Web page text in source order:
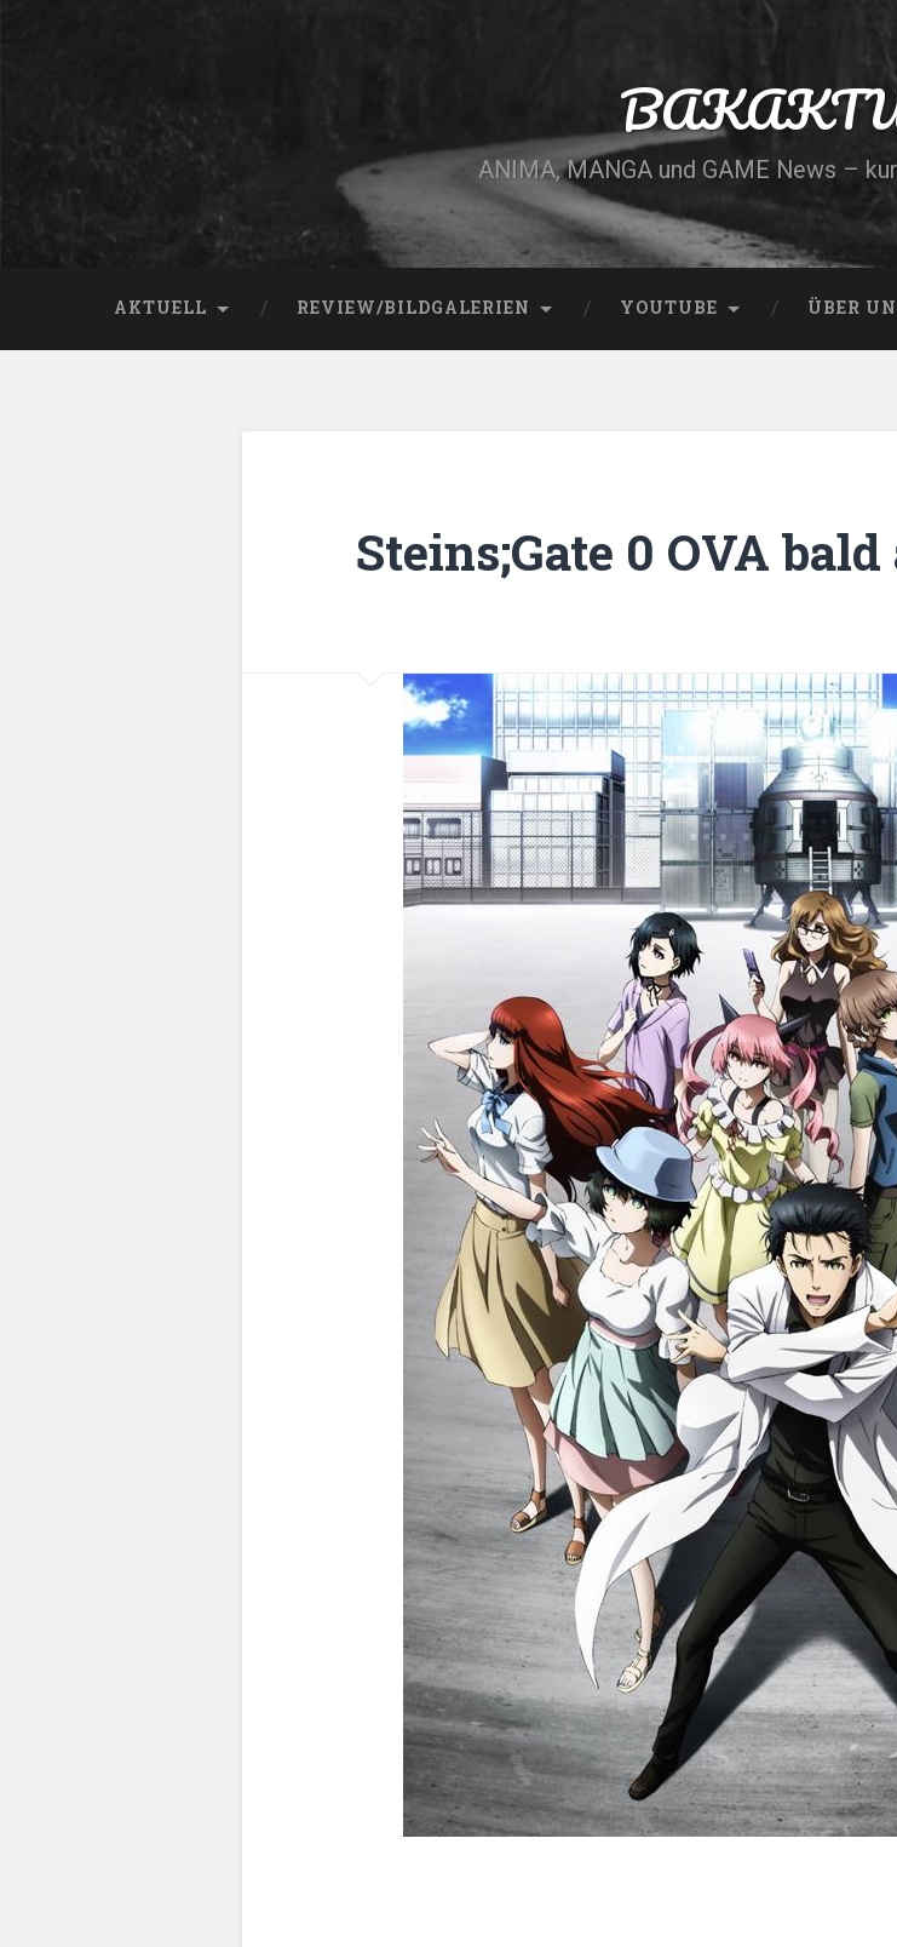
ANIMA, MANGA und GAME News –
AKTUELL REVIEW/BILDGALERIEN YOUTUBE ÜBER
Steins;Gate 0 OVA